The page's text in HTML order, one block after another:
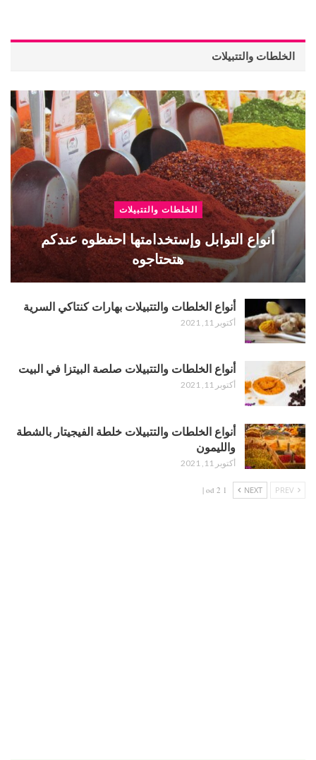
الخلطات والتتبيلات
الخلطات والتتبيلات
أنواع التوابل وإستخدامتها احفظوه عندكم
هتحتاجوه
أنواع الخلطات والتتبيلات بهارات كنتاكي السرية
أكتوبر 11, 2021
أنواع الخلطات والتتبيلات صلصة البيتزا في البيت
أكتوبر 11, 2021
أنواع الخلطات والتتبيلات خلطة الفيجيتار بالشطة
والليمون
أكتوبر 11, 2021
NEXT
1 od 2 |